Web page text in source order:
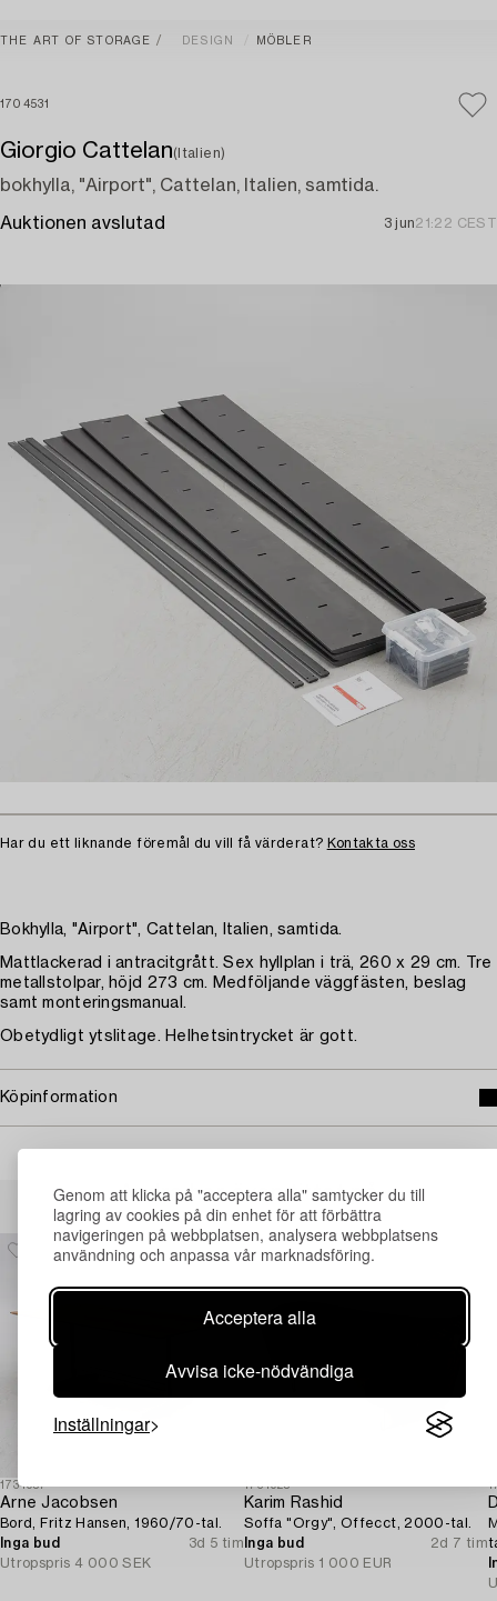
Genom att klicka på "acceptera alla" samtycker du till
lagring av cookies på din enhet för att förbättra
navigeringen på webbplatsen, analysera webbplatsens
användning och anpassa vår marknadsföring.
Acceptera alla
Avvisa icke-nödvändiga
Inställningar
THE ART OF STORAGE DESIGN MÖBLER
1704531
Giorgio Cattelan(Italien)
bokhylla, "Airport", Cattelan, Italien, samtida.
Auktionen avslutad 3 jun21:22 CEST
Har du ett liknande föremål du vill få värderat? Kontakta oss
Bokhylla, "Airport", Cattelan, Italien, samtida.
Mattlackerad i antracitgrått. Sex hyllplan i trä, 260 x 29 cm. Tre
metallstolpar, höjd 273 cm. Medföljande väggfästen, beslag
samt monteringsmanual.
Obetydligt ytslitage. Helhetsintrycket är gott.
Köpinformation
Andra har även tittat på
1731957
Arne Jacobsen
Bord, Fritz Hansen, 1960/70-tal.
Inga bud
3d 5 tim
Utropspris 4 000 SEK
1731925
Karim Rashid
Soffa "Orgy", Offecct, 2000-tal.
Inga bud
2d 7 tim
Utropspris 1 000 EUR